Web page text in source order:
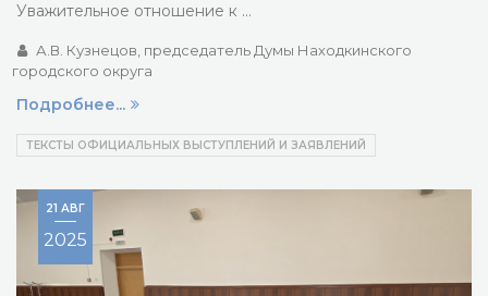
Уважительное отношение к …
А.В. Кузнецов, председатель Думы Находкинского
городского округа
Подробнее...
ТЕКСТЫ ОФИЦИАЛЬНЫХ ВЫСТУПЛЕНИЙ И ЗАЯВЛЕНИЙ
21 АВГ
2025